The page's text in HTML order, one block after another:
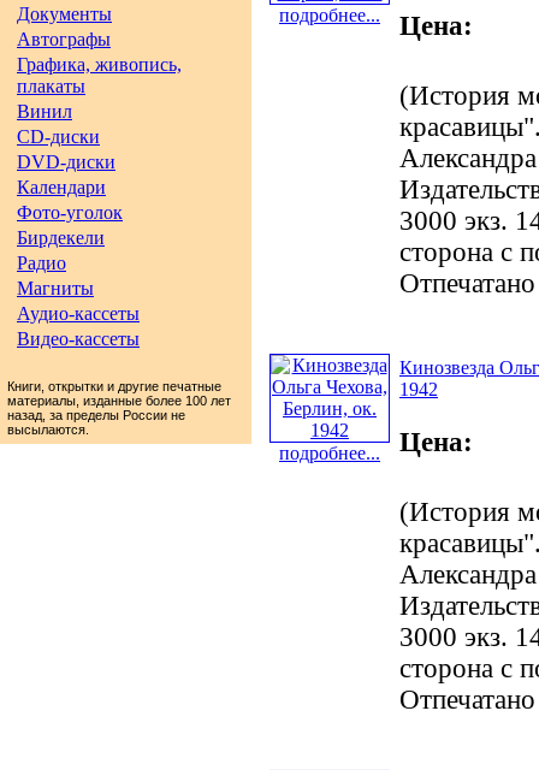
Документы
Автографы
Графика, живопись,
плакаты
Винил
CD-диски
DVD-диски
Календари
Фото-уголок
Бирдекели
Радио
Магниты
Аудио-кассеты
Видео-кассеты
Книги, открытки и другие печатные
материалы, изданные более 100 лет
назад, за пределы России не
высылаются.
подробнее... Цена:
(История
3000 экз.
сторона с
подробнее...
Кинозвезда
1942
Цена:
(История
3000 экз.
сторона с